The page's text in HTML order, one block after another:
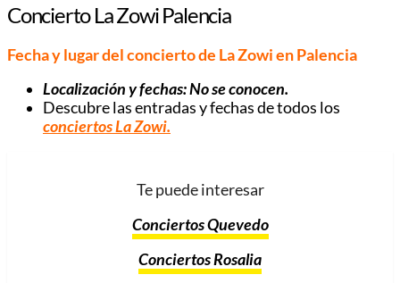
Concierto La Zowi Palencia
Fecha y lugar del concierto de La Zowi en Palencia
Localización y fechas: No se conocen.
Descubre las entradas y fechas de todos los
conciertos La Zowi.
Te puede interesar
Conciertos Quevedo
Conciertos Rosalia